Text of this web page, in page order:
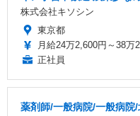
株式会社キソシン
東京都
月給24万2,600円～38万
正社員
薬剤師/一般病院/一般病院